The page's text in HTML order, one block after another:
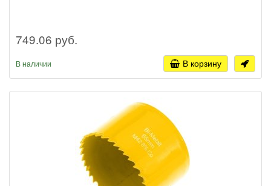
749.06 руб.
В наличии В корзину